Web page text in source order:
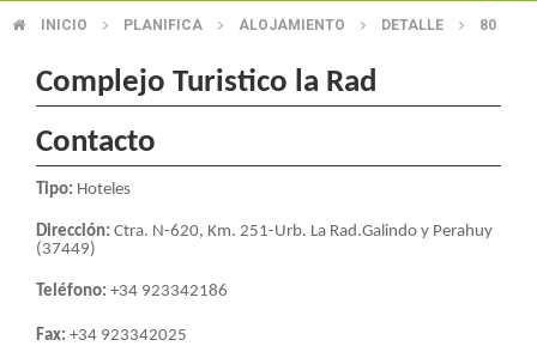
BREADCRUMB
INICIO PLANIFICA ALOJAMIENTO DETALLE 80
Complejo Turistico la Rad
Contacto
Tipo: Hoteles
Dirección: Ctra. N-620, Km. 251-Urb. La Rad.Galindo y Perahuy
(37449)
Teléfono: +34 923342186
Fax: +34 923342025